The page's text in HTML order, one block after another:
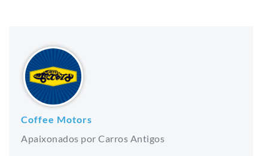
Coffee Motors
Apaixonados por Carros Antigos